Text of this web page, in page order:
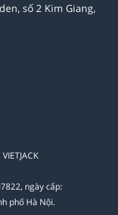
số 2 Kim Giang,
ngày cấp:
phố Hà Nội.